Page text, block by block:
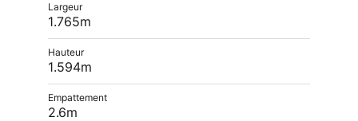
Largeur
1.765m
Hauteur
1.594m
Empattement
2.6m